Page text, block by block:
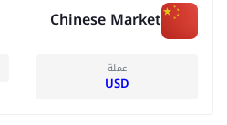
Chinese Market
عملة
USD